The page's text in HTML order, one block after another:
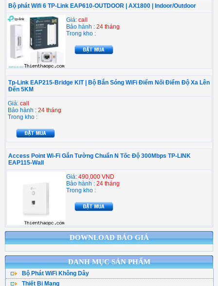
DOWNLOAD BÁO GIÁ
DANH MỤC SẢN PHẨM
Bộ Phát WiFi Không Dây
Bộ Phát WiFi TPLink
Thiết Bị Mạng
Bộ phát Wifi 6 TP-Link EAP610-OUTDOOR | AX1800 | Indoor/Outdoor
Giá: call
Bảo hành : 24 tháng
Trong kho :
Tp-Link EAP215-Bridge KIT | Bộ Bắn Sóng WiFi Điểm Nối Điểm Độ Xa Lên
Đến 5KM
Giá: call
Bảo hành : 24 tháng
Trong kho :
Access Point Wi-Fi Gắn Tường Chuẩn N Tốc Độ 300Mbps TP-LINK
EAP115-Wall
Giá: 490,000 VND
Bảo hành : 24 tháng
Trong kho :